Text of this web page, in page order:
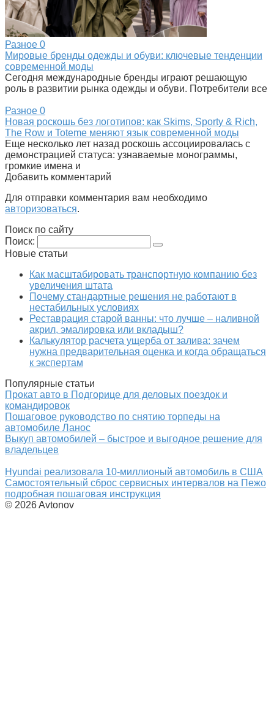
Разное 0
Мировые бренды одежды и обуви: ключевые тенденции
современной моды
Сегодня международные бренды играют решающую
роль в развитии рынка одежды и обуви. Потребители все
Разное 0
Новая роскошь без логотипов: как Skims, Sporty & Rich,
The Row и Toteme меняют язык современной моды
Еще несколько лет назад роскошь ассоциировалась с
демонстрацией статуса: узнаваемые монограммы,
громкие имена и
Добавить комментарий
Для отправки комментария вам необходимо
авторизоваться.
Поиск по сайту
Поиск:
Новые статьи
Как масштабировать транспортную компанию без
увеличения штата
Почему стандартные решения не работают в
нестабильных условиях
Реставрация старой ванны: что лучше – наливной
акрил, эмалировка или вкладыш?
Калькулятор расчета ущерба от залива: зачем
нужна предварительная оценка и когда обращаться
к экспертам
Популярные статьи
Прокат авто в Подгорице для деловых поездок и
командировок
Пошаговое руководство по снятию торпеды на
автомобиле Ланос
Выкуп автомобилей – быстрое и выгодное решение для
владельцев
Hyundai реализовала 10-миллионый автомобиль в США
Самостоятельный сброс сервисных интервалов на Пежо
подробная пошаговая инструкция
© 2026 Avtonov